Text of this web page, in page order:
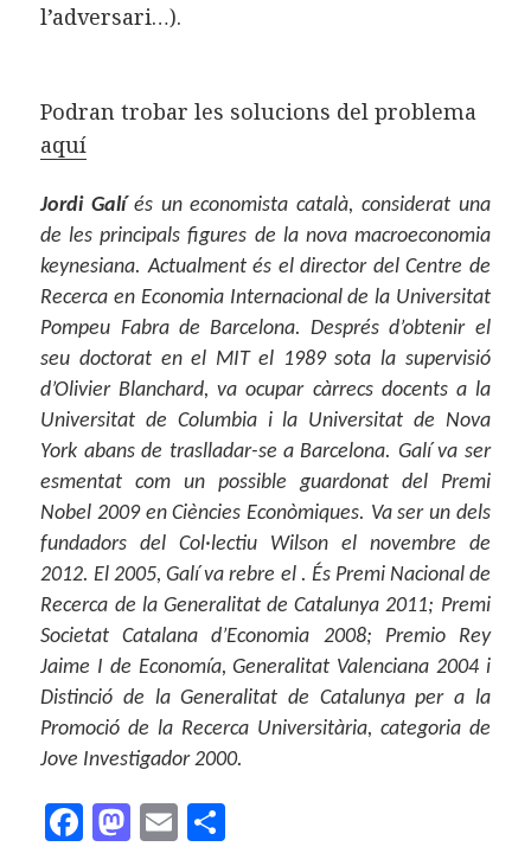
l’adversari…).
Podran trobar les solucions del problema
aquí
Jordi Galíés un economista català, considerat una
de les principals figures de la nova macroeconomia
keynesiana. Actualment és el director del Centre de
Recerca en Economia Internacional de la Universitat
Pompeu Fabra de Barcelona. Després d’obtenir el
seu doctorat en el MIT el 1989 sota la supervisió
d’Olivier Blanchard, va ocupar càrrecs docents a la
Universitat de Columbia i la Universitat de Nova
York abans de traslladar-se a Barcelona. Galí va ser
esmentat com un possible guardonat del Premi
Nobel 2009 en Ciències Econòmiques. Va ser un dels
fundadors del Col·lectiu Wilson el novembre de
2012. El 2005, Galí va rebre el . És Premi Nacional de
Recerca de la Generalitat de Catalunya 2011; Premi
Societat Catalana d’Economia 2008; Premio Rey
Jaime I de Economía, Generalitat Valenciana 2004 i
Distinció de la Generalitat de Catalunya per a la
Promoció de la Recerca Universitària, categoria de
Jove Investigador 2000.
F M E